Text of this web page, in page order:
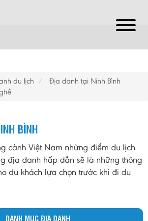
du lịch
Địa danh tại Ninh Bình
BÌNH
cảnh Việt Nam những điểm du lịch
địa danh hấp dẫn sẽ là những thông
du khách lựa chọn trước khi đi du
DANH MỤC ĐỊA DANH